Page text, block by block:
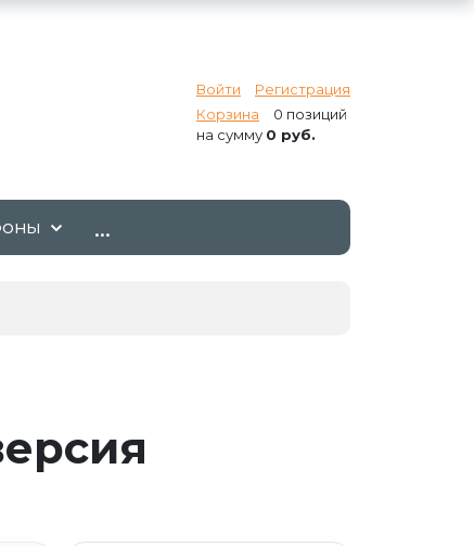
Войти
Регистрация
Корзина
0 позиций
на сумму 0 руб.
...